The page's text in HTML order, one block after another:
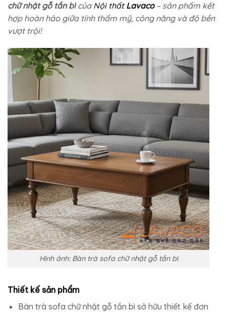
chữ nhật gỗ tần bìcủa Nội thất Lavaco– sản phẩm kết
hợp hoàn hảo giữa tính thẩm mỹ, công năng và độ bền
vượt trội!
Hình ảnh: Bàn trà sofa chữ nhật gỗ tần bì
Thiết kế sản phẩm
Bàn trà sofa chữ nhật gỗ tần bì sở hữu thiết kế đơn